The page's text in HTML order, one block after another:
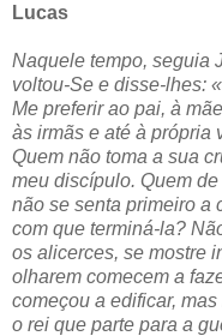
Lucas
Naquele tempo, seguia
voltou-Se e disse-lhes:
Me preferir ao pai, à
às irmãs e até à própria
Quem não toma a sua
meu discípulo. Quem
não se senta primeiro a
com que terminá-la?
os alicerces, se mostre
olharem comecem a
começou a edificar,
o rei que parte para a